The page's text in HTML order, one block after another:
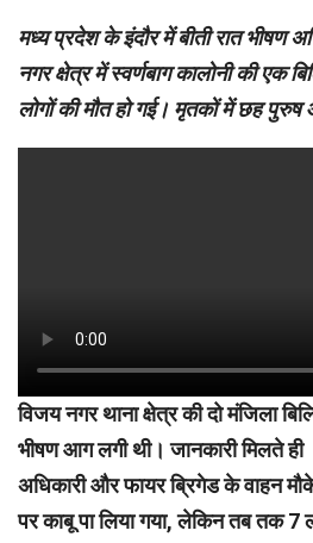
मध्य प्रदेश के इंदौर में बीती रात भीषण
नगर क्षेत्र में स्वर्णबाग कालोनी की एक
लोगों की मौत हो गई। मृतकों में छह
विजय नगर थाना क्षेत्र की दो मंजिला
भीषण आग लगी थी। जानकारी मिलते ही
अधिकारी और फायर ब्रिगेड के वाहन
पर काबू पा लिया गया, लेकिन तब तक 7